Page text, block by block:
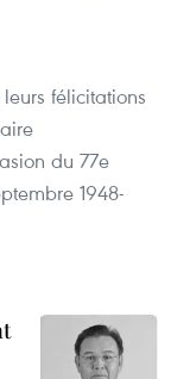
félicitations
du 77e
1948-